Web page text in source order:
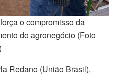
o compromisso da
do agronegócio (Foto
Redano (União Brasil),